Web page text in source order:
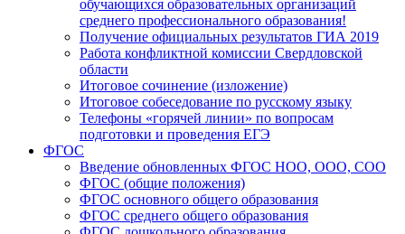
обучающихся образовательных организаций
среднего профессионального образования!
Получение официальных результатов ГИА 2019
Работа конфликтной комиссии Свердловской
области
Итоговое сочинение (изложение)
Итоговое собеседование по русскому языку
Телефоны «горячей линии» по вопросам
подготовки и проведения ЕГЭ
ФГОС
Введение обновленных ФГОС НОО, ООО, СОО
ФГОС (общие положения)
ФГОС основного общего образования
ФГОС среднего общего образования